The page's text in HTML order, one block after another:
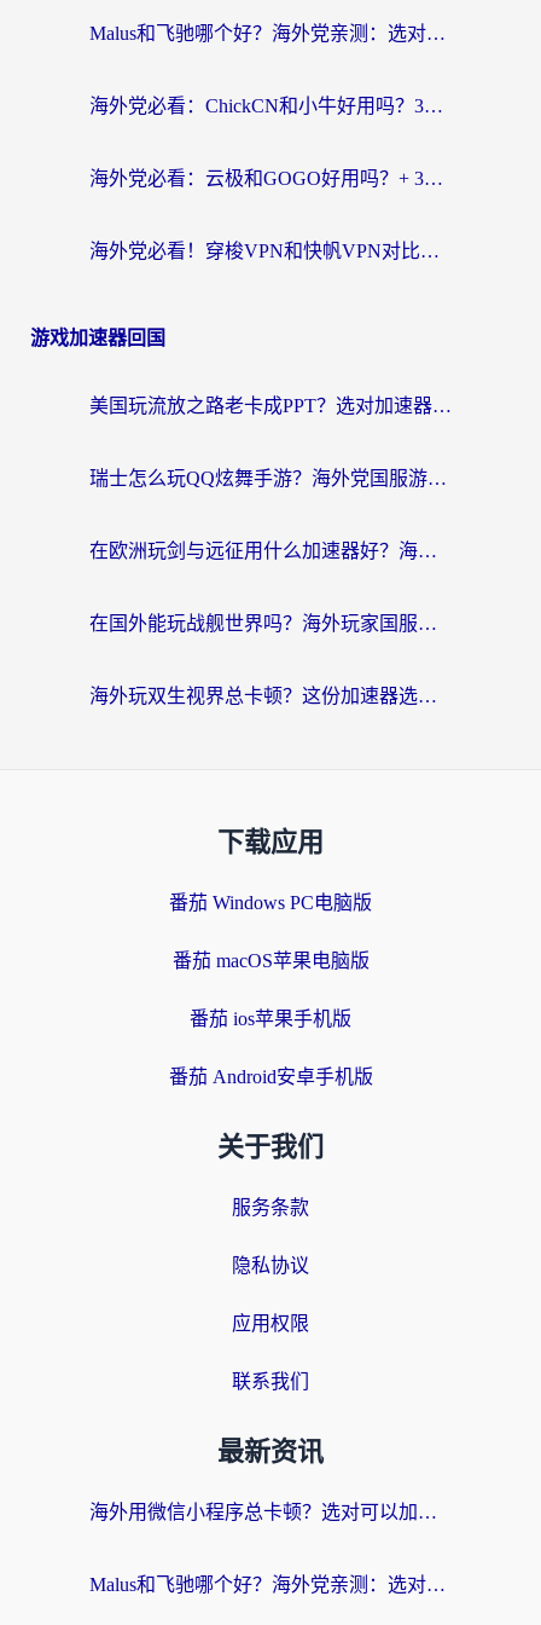
Malus和飞驰哪个好？海外党亲测：选对回国加速器才能无缝刷剧玩国服
海外党必看：ChickCN和小牛好用吗？3招教你选对回国加速器无缝刷国内资源
海外党必看：云极和GOGO好用吗？+ 3步选对回国加速器，流畅看CCTV5海外直播
海外党必看！穿梭VPN和快帆VPN对比哪个回国效果更好？——3款冷门加速器实测+终极选择建议
游戏加速器回国
美国玩流放之路老卡成PPT？选对加速器比啥都重要（附欧洲全球玩家实测推荐）
瑞士怎么玩QQ炫舞手游？海外党国服游戏不卡指南（附重生细胞闪耀暖暖优化技巧）
在欧洲玩剑与远征用什么加速器好？海外党亲测有效的国服游戏加速指南
在国外能玩战舰世界吗？海外玩家国服畅玩终极指南（附印尼天使之战赛事攻略）
海外玩双生视界总卡顿？这份加速器选择指南帮你告别延迟（附欧洲流星蝴蝶剑澳门青鸾繁华录优化技巧）
下载应用
番茄 Windows PC电脑版
番茄 macOS苹果电脑版
番茄 ios苹果手机版
番茄 Android安卓手机版
关于我们
服务条款
隐私协议
应用权限
联系我们
最新资讯
海外用微信小程序总卡顿？选对可以加速微信小程序的加速器就够了（含老挝可用&Mac端推荐）
Malus和飞驰哪个好？海外党亲测：选对回国加速器才能无缝刷剧玩国服